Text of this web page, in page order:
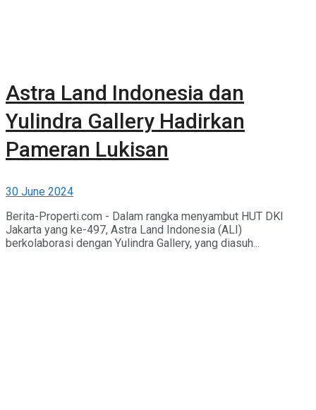
Astra Land Indonesia dan
Yulindra Gallery Hadirkan
Pameran Lukisan
30 June 2024
Berita-Properti.com - Dalam rangka menyambut HUT DKI
Jakarta yang ke-497, Astra Land Indonesia (ALI)
berkolaborasi dengan Yulindra Gallery, yang diasuh...